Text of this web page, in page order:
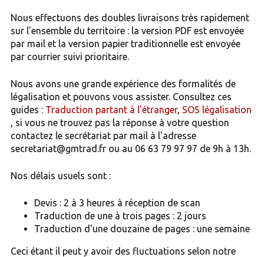
Nous effectuons des doubles livraisons très rapidement
sur l'ensemble du territoire : la version PDF est envoyée
par mail et la version papier traditionnelle est envoyée
par courrier suivi prioritaire.
Nous avons une grande expérience des formalités de
légalisation et pouvons vous assister. Consultez ces
guides : Traduction partant à l'étranger, SOS légalisation
, si vous ne trouvez pas la réponse à votre question
contactez le secrétariat par mail à l'adresse
secretariat@gmtrad.fr ou au 06 63 79 97 97 de 9h à 13h.
Nos délais usuels sont :
Devis : 2 à 3 heures à réception de scan
Traduction de une à trois pages : 2 jours
Traduction d'une douzaine de pages : une semaine
Ceci étant il peut y avoir des fluctuations selon notre